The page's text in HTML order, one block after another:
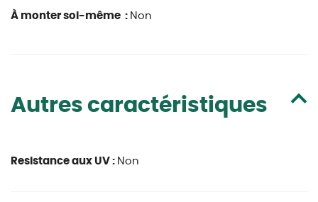
À monter soi-même : Non
Autres caractéristiques
Resistance aux UV : Non